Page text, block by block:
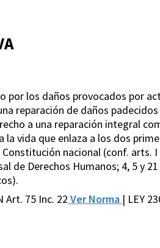
por los daños provocados por
reparación de daños
a una reparación integral
vida que enlaza a los dos
nacional (conf. arts.
de Derechos Humanos; 4, 5 y
Art. 75 Inc. 22 Ver Norma | LEY